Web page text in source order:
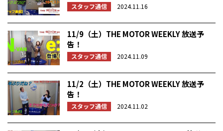
スタッフ通信 2024.11.16
11/9（土）THE MOTOR WEEKLY 放送予
告！
スタッフ通信 2024.11.09
11/2（土）THE MOTOR WEEKLY 放送予
告！
スタッフ通信 2024.11.02